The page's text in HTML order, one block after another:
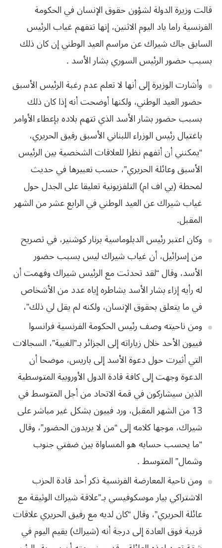
قالت وزيرة الدولة لشؤون حقوق الإنسان في الحكومة
الفرنسية راما ياد اليوم الاثنين، إنها تتفهم غياب الرئيس
السابق جاك شيراك عن مراسم العيد الوطني إن كان ذلك
بسبب حضور الرئيس السوري بشار الأسد .
وأشارت الوزيرة إلى أنها لا تعلم عدم رغبة الرئيس الأسبق
حضور العيد الوطني، ولكنها أوضحت أنه إذا كان ذلك
بسبب حضور بشار الأسد الذي تتهم بلاده بإعطاء الأوامر
باغتيال رئيس الوزراء اللبناني الأسبق رفيق الحريري،
“يمكنني أن أتفهم نظرا للعلاقات الشخصية بين الرئيس
الأسبق وعائلة الحريري”، حسب تعبيرها في حديث
لمحطة (بي اف ام) التلفزيونية تعليقا على الجدل حول
غياب شيراك عن العيد الوطني في الرابع عشر من الشهر
المقبل.
وكان اعتبر رئيس الدبلوماسية برنار كوشنير، في تصريح
من إسرائيل، أن غياب شيراك ليس بسبب حضور
الأسد، وقال “لقد تحدثت مع الرئيس شيراك وفهمت أن
له رأيه إزاء بشار الأسد يشاطره إياه عدد من الأشخاص
في ما يتعلق بحقوق الإنسان، ولكنه لم يقل لي ذلك”،
ومن ناحيته وصف رئيس الحكومة الفرنسية فرانسوا
فييون الأحد خلال زياراته إلى الجزائر بـ”الغبية”، السجالات
التي أثيرت حول دعوة الأسد إلى باريس، موضحا أن
الدعوة وجهت إلى كافة قادة الدول الأوروبية المتوسطية
الذين سيشاركون في قمة الاتحاد من أجل المتوسط في
13 من الشهر المقبل، ورد فييون بشكل غير مباشر على
شيراك، موجها كلامه إلى “من لا يريدون الحضور”، وقال
“ما يحسب حسابه هو المساواة بين ضفتي جنوب
وشمال” المتوسط .
ومن ناحية المعارضة الفرنسية ذكر أحد قادة الحزب
الاشتراكي بيار موسكوفيسي بـ”علاقة شيراك الوثيقة مع
عائلة الحريري”، وقال “كان لديه مع رفيق الحريري علاقات
قريبة فوق العادة إلى درجة أنه (شيراك) يقيم اليوم في